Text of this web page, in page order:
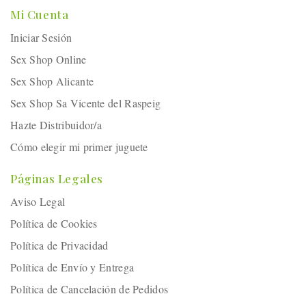
Mi Cuenta
Iniciar Sesión
Sex Shop Online
Sex Shop Alicante
Sex Shop Sa Vicente del Raspeig
Hazte Distribuidor/a
Cómo elegir mi primer juguete
Páginas Legales
Aviso Legal
Política de Cookies
Política de Privacidad
Política de Envío y Entrega
Política de Cancelación de Pedidos